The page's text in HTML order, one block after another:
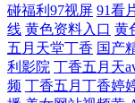
碰福利97视屏 91看
线 黄色资料入口 黄
五月天堂丁香 国产
利影院 丁香五月天
频 丁香五月丁香婷